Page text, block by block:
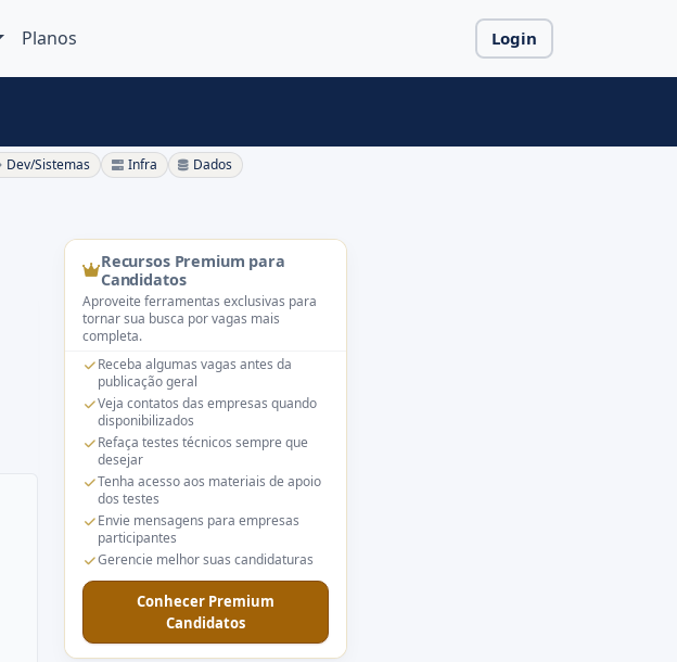
Planos Login
Dev/Sistemas Infra Dados
Recursos Premium para
Candidatos
Aproveite ferramentas exclusivas para
tornar sua busca por vagas mais
completa.
Receba algumas vagas antes da
publicação geral
Veja contatos das empresas quando
disponibilizados
Refaça testes técnicos sempre que
desejar
Tenha acesso aos materiais de apoio
dos testes
Envie mensagens para empresas
participantes
Gerencie melhor suas candidaturas
Conhecer Premium
Candidatos